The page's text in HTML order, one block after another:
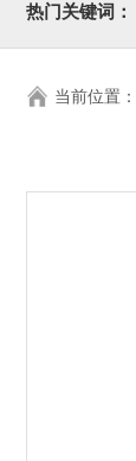
热门关键词：
当前位置：